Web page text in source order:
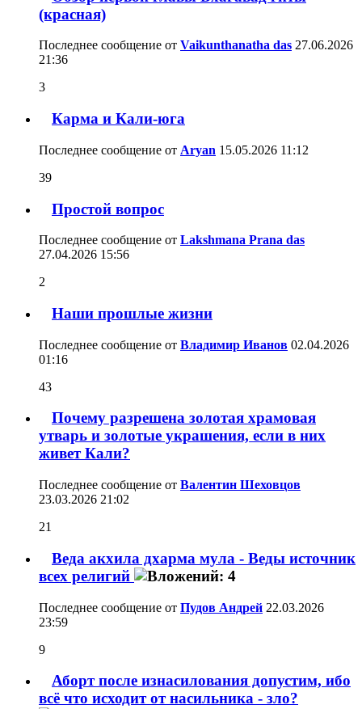
(красная)
Последнее сообщение от Vaikunthanatha das 27.06.2026
21:36
3
Карма и Кали-юга
Последнее сообщение от Aryan 15.05.2026 11:12
39
Простой вопрос
Последнее сообщение от Lakshmana Prana das
27.04.2026 15:56
2
Наши прошлые жизни
Последнее сообщение от Владимир Иванов 02.04.2026
01:16
43
Почему разрешена золотая храмовая
утварь и золотые украшения, если в них
живет Кали?
Последнее сообщение от Валентин Шеховцов
23.03.2026 21:02
21
Веда акхила дхарма мула - Веды источник
всех религий
Последнее сообщение от Пудов Андрей 22.03.2026
23:59
9
Аборт после изнасилования допустим, ибо
всё что исходит от насильника - зло?